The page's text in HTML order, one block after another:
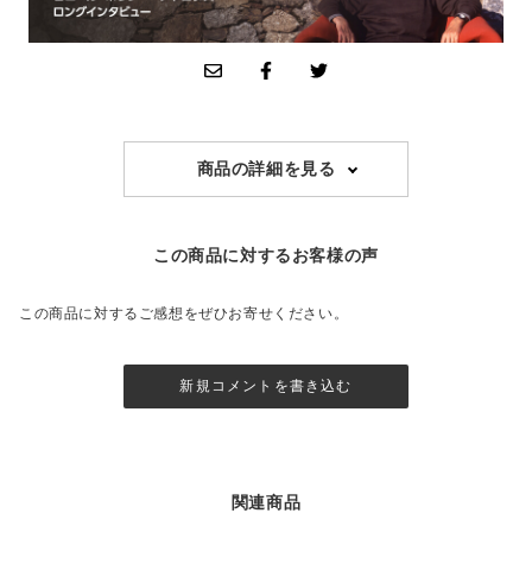
商品の詳細を見る
この商品に対するお客様の声
この商品に対するご感想をぜひお寄せください。
新規コメントを書き込む
関連商品